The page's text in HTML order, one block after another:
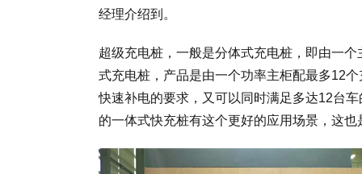
经理介绍到。
超级充电桩，一般是分体式充电桩，即由一
式充电桩，产品是由一个功率主柜配最多12
快速补电的要求，又可以同时满足多达12台
的一体式快充桩有这个更好的应用场景，这